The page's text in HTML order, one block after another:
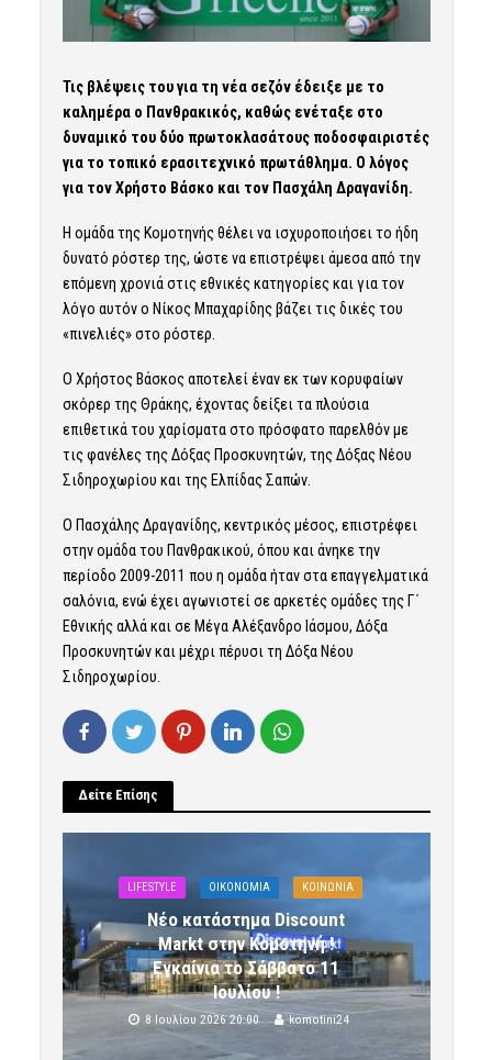
Τις βλέψεις του για τη νέα σεζόν έδειξε με το
καλημέρα ο Πανθρακικός, καθώς ενέταξε στο
δυναμικό του δύο πρωτοκλασάτους ποδοσφαιριστές
για το τοπικό ερασιτεχνικό πρωτάθλημα. Ο λόγος
για τον Χρήστο Βάσκο και τον Πασχάλη Δραγανίδη.
Η ομάδα της Κομοτηνής θέλει να ισχυροποιήσει το ήδη
δυνατό ρόστερ της, ώστε να επιστρέψει άμεσα από την
επόμενη χρονιά στις εθνικές κατηγορίες και για τον
λόγο αυτόν ο Νίκος Μπαχαρίδης βάζει τις δικές του
«πινελιές» στο ρόστερ.
Ο Χρήστος Βάσκος αποτελεί έναν εκ των κορυφαίων
σκόρερ της Θράκης, έχοντας δείξει τα πλούσια
επιθετικά του χαρίσματα στο πρόσφατο παρελθόν με
τις φανέλες της Δόξας Προσκυνητών, της Δόξας Νέου
Σιδηροχωρίου και της Ελπίδας Σαπών.
Ο Πασχάλης Δραγανίδης, κεντρικός μέσος, επιστρέφει
στην ομάδα του Πανθρακικού, όπου και άνηκε την
περίοδο 2009-2011 που η ομάδα ήταν στα επαγγελματικά
σαλόνια, ενώ έχει αγωνιστεί σε αρκετές ομάδες της Γ΄
Εθνικής αλλά και σε Μέγα Αλέξανδρο Ιάσμου, Δόξα
Προσκυνητών και μέχρι πέρυσι τη Δόξα Νέου
Σιδηροχωρίου.
Δείτε Επίσης
LIFESTYLE OIKONOMIA ΚΟΙΝΩΝΙΑ
Νέο κατάστημα Discount
Markt στην Κομοτηνή !
Εγκαίνια το Σάββατο 11
Ιουλίου !
8 Ιουλίου 2026 20:00 komotini24